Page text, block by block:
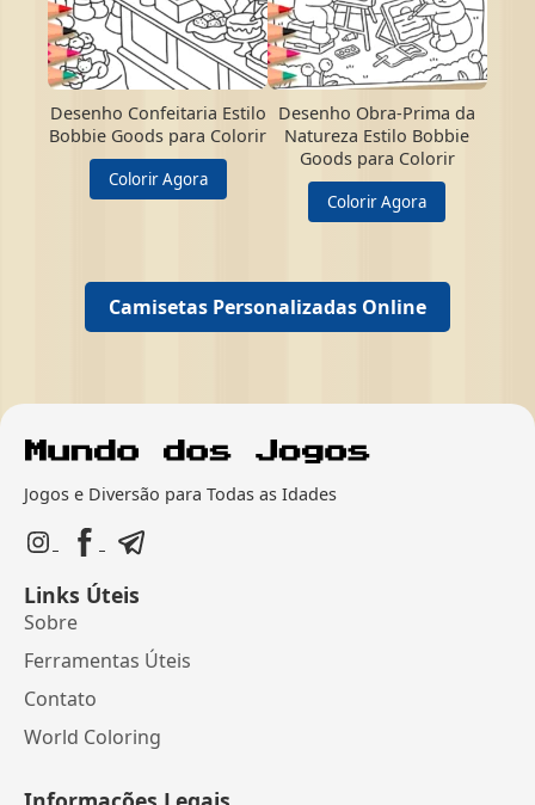
Desenho Confeitaria Estilo
Bobbie Goods para Colorir
Colorir Agora
Desenho Obra-Prima da
Natureza Estilo Bobbie
Goods para Colorir
Colorir Agora
Camisetas Personalizadas Online
Jogos e Diversão para Todas as Idades
Links Úteis
Sobre
Ferramentas Úteis
Contato
World Coloring